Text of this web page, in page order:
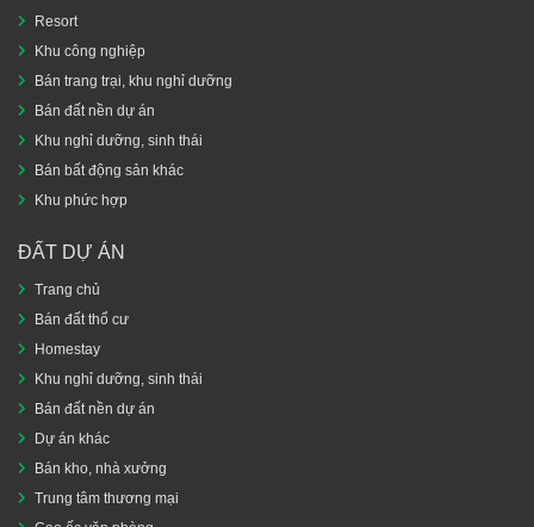
Resort
Khu công nghiệp
Bán trang trại, khu nghỉ dưỡng
Bán đất nền dự án
Khu nghỉ dưỡng, sinh thái
Bán bất động sản khác
Khu phức hợp
ĐẤT DỰ ÁN
Trang chủ
Bán đất thổ cư
Homestay
Khu nghỉ dưỡng, sinh thái
Bán đất nền dự án
Dự án khác
Bán kho, nhà xưởng
Trung tâm thương mại